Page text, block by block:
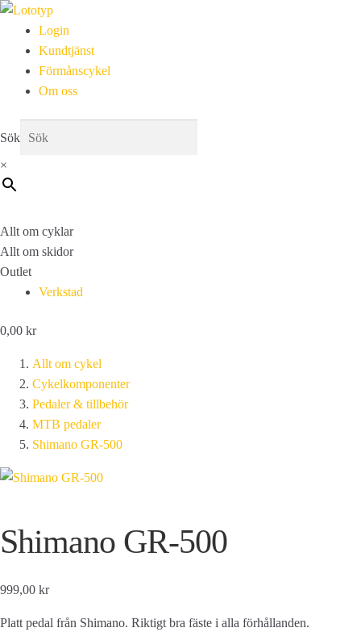
Login
Kundtjänst
Förmånscykel
Om oss
Sök
×
Allt om cyklar
Allt om skidor
Outlet
Verkstad
0,00 kr
Allt om cykel
Cykelkomponenter
Pedaler & tillbehör
MTB pedaler
Shimano GR-500
Shimano GR-500
999,00 kr
Platt pedal från Shimano. Riktigt bra fäste i alla förhållanden.